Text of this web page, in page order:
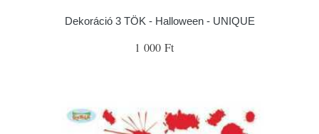
Dekoráció 3 TÖK - Halloween - UNIQUE
1 000 Ft